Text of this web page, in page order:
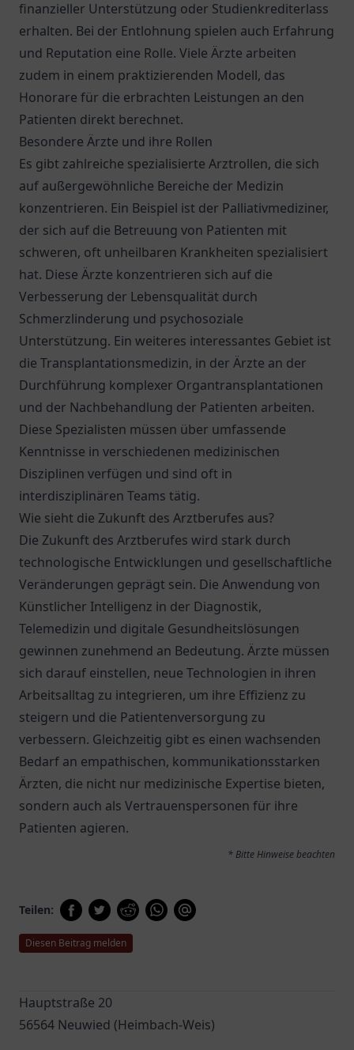
finanzieller Unterstützung oder Studienkrediterlass
erhalten. Bei der Entlohnung spielen auch Erfahrung
und Reputation eine Rolle. Viele Ärzte arbeiten
zudem in einem praktizierenden Modell, das
Honorare für die erbrachten Leistungen an den
Patienten direkt berechnet.
Besondere Ärzte und ihre Rollen
Es gibt zahlreiche spezialisierte Arztrollen, die sich
auf außergewöhnliche Bereiche der Medizin
konzentrieren. Ein Beispiel ist der Palliativmediziner,
der sich auf die Betreuung von Patienten mit
schweren, oft unheilbaren Krankheiten spezialisiert
hat. Diese Ärzte konzentrieren sich auf die
Verbesserung der Lebensqualität durch
Schmerzlinderung und psychosoziale
Unterstützung. Ein weiteres interessantes Gebiet ist
die Transplantationsmedizin, in der Ärzte an der
Durchführung komplexer Organtransplantationen
und der Nachbehandlung der Patienten arbeiten.
Diese Spezialisten müssen über umfassende
Kenntnisse in verschiedenen medizinischen
Disziplinen verfügen und sind oft in
interdisziplinären Teams tätig.
Wie sieht die Zukunft des Arztberufes aus?
Die Zukunft des Arztberufes wird stark durch
technologische Entwicklungen und gesellschaftliche
Veränderungen geprägt sein. Die Anwendung von
Künstlicher Intelligenz in der Diagnostik,
Telemedizin und digitale Gesundheitslösungen
gewinnen zunehmend an Bedeutung. Ärzte müssen
sich darauf einstellen, neue Technologien in ihren
Arbeitsalltag zu integrieren, um ihre Effizienz zu
steigern und die Patientenversorgung zu
verbessern. Gleichzeitig gibt es einen wachsenden
Bedarf an empathischen, kommunikationsstarken
Ärzten, die nicht nur medizinische Expertise bieten,
sondern auch als Vertrauenspersonen für ihre
Patienten agieren.
* Bitte Hinweise beachten
Teilen:
Diesen Beitrag melden
Hauptstraße 20
56564 Neuwied (Heimbach-Weis)